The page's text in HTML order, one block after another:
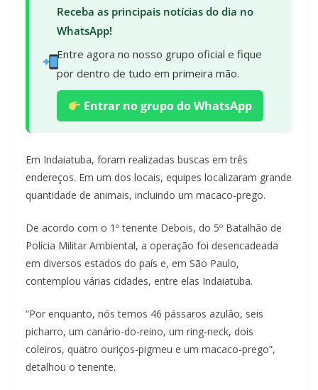
Receba as principais notícias do dia no
WhatsApp!
Entre agora no nosso grupo oficial e fique
por dentro de tudo em primeira mão.
Entrar no grupo do WhatsApp
Em Indaiatuba, foram realizadas buscas em três
endereços. Em um dos locais, equipes localizaram grande
quantidade de animais, incluindo um macaco-prego.
De acordo com o 1º tenente Debois, do 5º Batalhão de
Polícia Militar Ambiental, a operação foi desencadeada
em diversos estados do país e, em São Paulo,
contemplou várias cidades, entre elas Indaiatuba.
“Por enquanto, nós temos 46 pássaros azulão, seis
picharro, um canário-do-reino, um ring-neck, dois
coleiros, quatro ouriços-pigmeu e um macaco-prego”,
detalhou o tenente.